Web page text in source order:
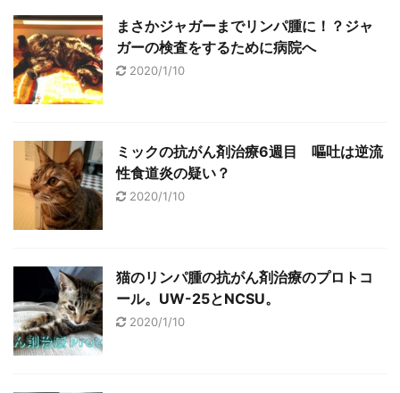
まさかジャガーまでリンパ腫に！？ジャ
ガーの検査をするために病院へ
2020/1/10
ミックの抗がん剤治療6週目 嘔吐は逆流
性食道炎の疑い？
2020/1/10
猫のリンパ腫の抗がん剤治療のプロトコ
ール。UW-25とNCSU。
2020/1/10